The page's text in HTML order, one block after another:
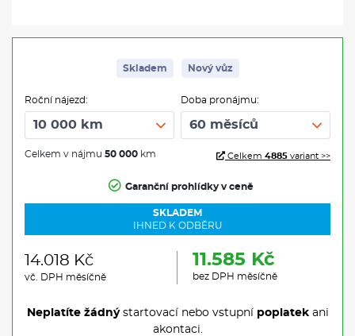
Skladem Nový vůz
Roční nájezd:
Celkem v nájmu 50 000 km
Doba pronájmu:
Celkem 4885 variant >>
Garanční prohlídky v ceně
SKLADEM
IHNED K ODBĚRU
14.018 Kč
vč. DPH měsíčně
11.585 Kč
bez DPH měsíčně
Neplatíte žádnýstartovací nebo vstupní poplatekani
akontaci.